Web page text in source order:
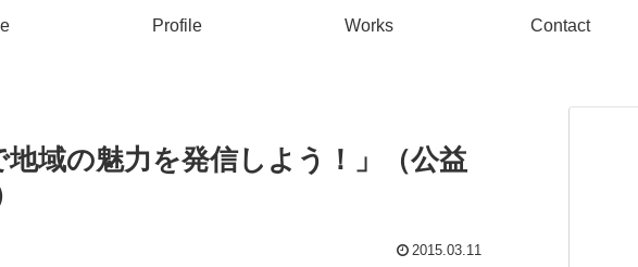
Profile Works Contact
域の魅力を発信しよう！」（公益
2015.03.11